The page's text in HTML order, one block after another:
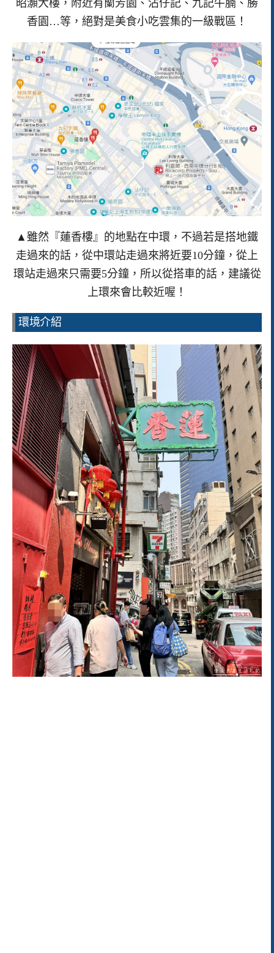
昭灝大樓，附近有蘭芳園、沾仔記、九記牛腩、勝
香園…等，絕對是美食小吃雲集的一級戰區！
▲雖然『蓮香樓』的地點在中環，不過若是搭地鐵
走過來的話，從中環站走過來將近要10分鐘，從上
環站走過來只需要5分鐘，所以從搭車的話，建議從
上環來會比較近喔！
環境介紹